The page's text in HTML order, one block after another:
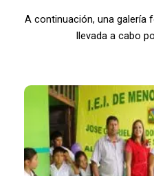
A continuación, una galería
llevada a cabo